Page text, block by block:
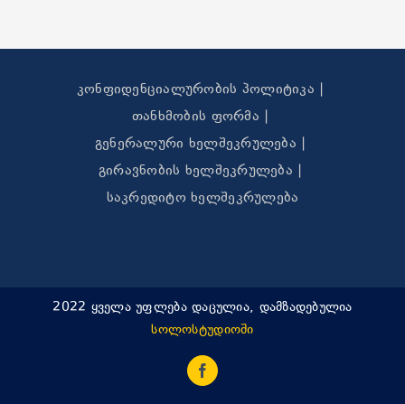
კონფიდენციალურობის პოლიტიკა
თანხმობის ფორმა
გენერალური ხელშეკრულება
გირავნობის ხელშეკრულება
საკრედიტო ხელშეკრულება
2022 ყველა უფლება დაცულია, დამზადებულია
სოლოსტუდიოში
Facebook